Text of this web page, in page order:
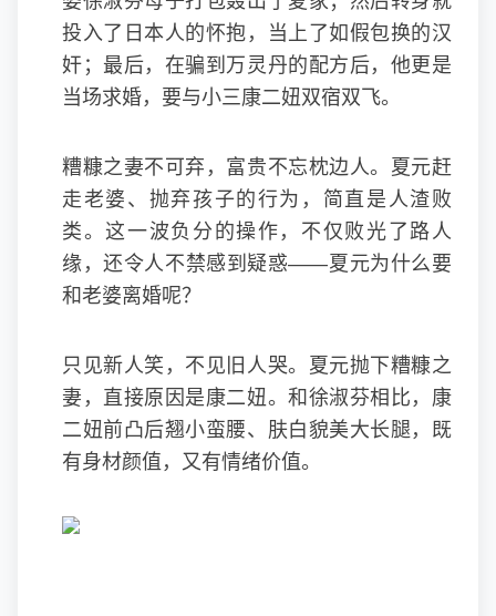
投入了日本人的怀抱，当上了如假包换的汉
奸；最后，在骗到万灵丹的配方后，他更是
当场求婚，要与小三康二妞双宿双飞。
糟糠之妻不可弃，富贵不忘枕边人。夏元赶
走老婆、抛弃孩子的行为，简直是人渣败
类。这一波负分的操作，不仅败光了路人
缘，还令人不禁感到疑惑——夏元为什么要
和老婆离婚呢？
只见新人笑，不见旧人哭。夏元抛下糟糠之
妻，直接原因是康二妞。和徐淑芬相比，康
二妞前凸后翘小蛮腰、肤白貌美大长腿，既
有身材颜值，又有情绪价值。